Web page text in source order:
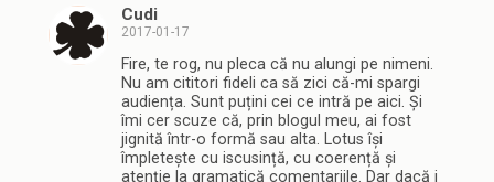
Cudi
2017-01-17
Fire, te rog, nu pleca că nu alungi pe nimeni.
Nu am cititori fideli ca să zici că-mi spargi
audiența. Sunt puțini cei ce intră pe aici. Și
îmi cer scuze că, prin blogul meu, ai fost
jignită într-o formă sau alta. Lotus își
împletește cu iscusință, cu coerență și
atenție la gramatică comentariile. Dar dacă i